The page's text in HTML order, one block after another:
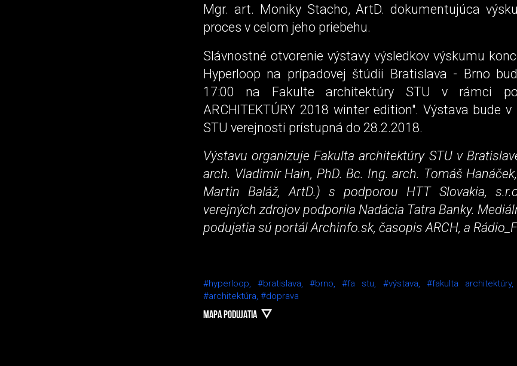
Mgr. art. Moniky Stacho, ArtD. dokumentujúca
proces v celom jeho priebehu.
Slávnostné otvorenie výstavy výsledkov výskumu
Hyperloop na prípadovej štúdii Bratislava - Brno
17:00 na Fakulte architektúry STU v rámci
ARCHITEKTÚRY 2018 winter edition". Výstava bude
STU verejnosti prístupná do 28.2.2018.
Výstavu organizuje Fakulta architektúry STU v
arch. Vladimír Hain, PhD. Bc. Ing. arch. Tomáš
Martin Baláž, ArtD.) s podporou HTT Slovakia,
verejných zdrojov podporila Nadácia Tatra Banky.
podujatia sú portál Archinfo.sk, časopis ARCH, a
#hyperloop,#bratislava,#brno,#fa stu, #výstava, #fakulta architektúry,
#architektúra, #doprava
MAPA PODUJATIA